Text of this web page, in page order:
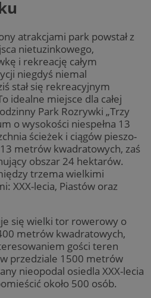
atrakcjami park powstał z
nietuzinkowego,
i rekreację całym
niegdyś niemal
stał się rekreacyjnym
idealne miejsce dla całej
Park Rozrywki „Trzy
o wysokości niespełna 13
ścieżek i ciągów pieszo-
metrów kwadratowych, zaś
obszar 24 hektarów.
trzema wielkimi
XXX-lecia, Piastów oraz
się wielki tor rowerowy o
metrów kwadratowych,
gości teren
przedziale 1500 metrów
nieopodal osiedla XXX-lecia
około 500 osób.